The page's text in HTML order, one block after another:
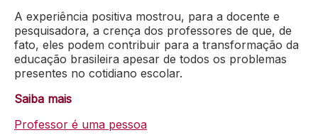
A experiência positiva mostrou, para a docente e
pesquisadora, a crença dos professores de que, de
fato, eles podem contribuir para a transformação da
educação brasileira apesar de todos os problemas
presentes no cotidiano escolar.
Saiba mais
Professor é uma pessoa